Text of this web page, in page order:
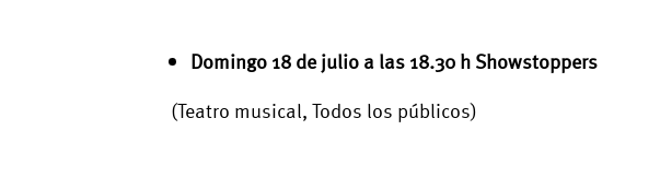
Domingo 18 de julio a las 18.30 h Showstoppers
(Teatro musical, Todos los públicos)